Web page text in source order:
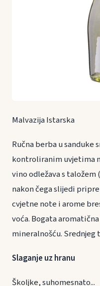
Malvazija Istarska
Ručna berba u sanduke
kontroliranim uvjetima
vino odležava s
nakon čega slijedi
cvjetne note i arome
voća. Bogata
mineralnošću.
Slaganje uz hranu
Školjke,